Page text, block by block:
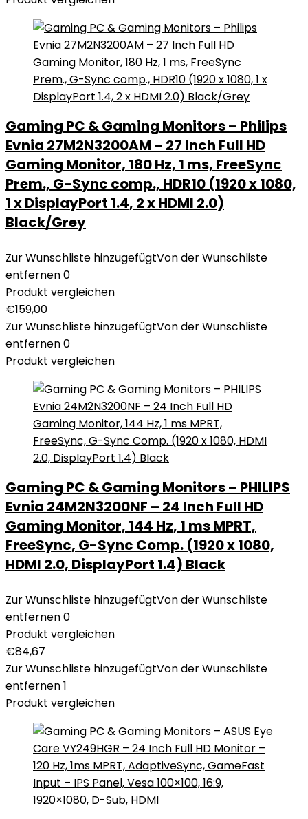
Gaming PC & Gaming Monitors – Philips
Evnia 27M2N3200AM – 27 Inch Full HD
Gaming Monitor, 180 Hz, 1 ms, FreeSync
Prem., G-Sync comp., HDR10 (1920 x 1080,
1 x DisplayPort 1.4, 2 x HDMI 2.0)
Black/Grey
Zur Wunschliste hinzugefügtVon der Wunschliste
entfernen0
Produkt vergleichen
€159,00
Zur Wunschliste hinzugefügtVon der Wunschliste
entfernen0
Produkt vergleichen
Gaming PC & Gaming Monitors – PHILIPS
Evnia 24M2N3200NF – 24 Inch Full HD
Gaming Monitor, 144 Hz, 1 ms MPRT,
FreeSync, G-Sync Comp. (1920 x 1080,
HDMI 2.0, DisplayPort 1.4) Black
Zur Wunschliste hinzugefügtVon der Wunschliste
entfernen0
Produkt vergleichen
€84,67
Zur Wunschliste hinzugefügtVon der Wunschliste
entfernen1
Produkt vergleichen